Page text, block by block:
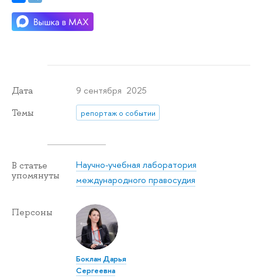
Дата 9 сентября 2025
Темы репортаж о событии
В статье
упомянуты
Научно-учебная лаборатория
международного правосудия
Персоны
Боклан Дарья
Сергеевна